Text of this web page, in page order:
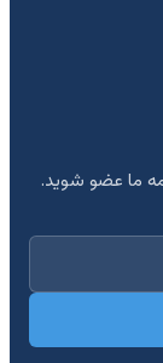
ما عضو شوید.